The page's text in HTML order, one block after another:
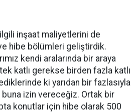
inşaat maliyetlerini de
hibe bölümleri geliştirdik.
kendi aralarında bir araya
katlı gerekse birden fazla katlı
ki yarıdan bir fazlasıyla
izin vereceğiz. Ortak bir
konutlar için hibe olarak 500